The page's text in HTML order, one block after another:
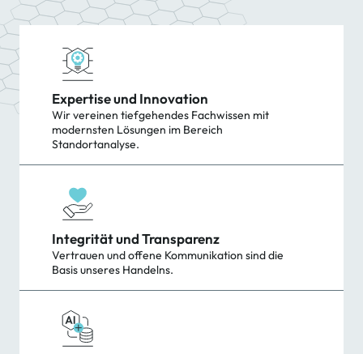
Expertise und Innovation
Wir vereinen tiefgehendes Fachwissen mit
modernsten Lösungen im Bereich
Standortanalyse.
Integrität und Transparenz
Vertrauen und offene Kommunikation sind die
Basis unseres Handelns.